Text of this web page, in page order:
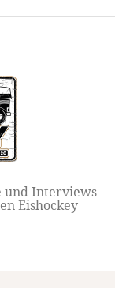
und Interviews
Eishockey